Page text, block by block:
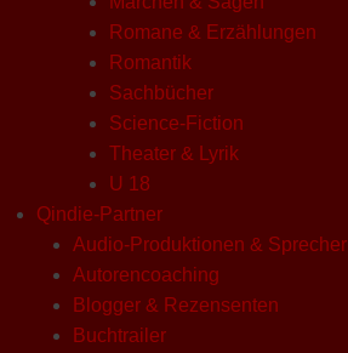
Romane & Erzählungen
Romantik
Sachbücher
Science-Fiction
Theater & Lyrik
U 18
Qindie-Partner
Audio-Produktionen & Sprecher
Autorencoaching
Blogger & Rezensenten
Buchtrailer